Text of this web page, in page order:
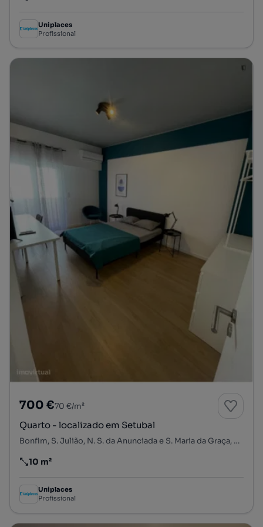
Uniplaces
Profissional
700 €70 €/m²
Quarto - localizado em Setubal
Bonfim, S. Julião, N. S. da Anunciada e S. Maria da Graça, Setúbal, Setúbal
Preço por metro quadrado
10 m²
Uniplaces
Profissional